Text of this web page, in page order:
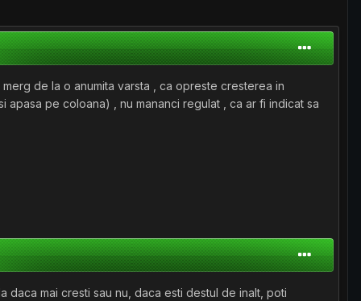
de la o anumita varsta , ca opreste cresterea in
pe coloana) , nu mananci regulat , ca ar fi indicat sa
daca mai cresti sau nu, daca esti destul de inalt, poti